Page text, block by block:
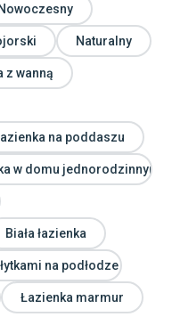
Nowoczesny
Naturalny
z wanną
na poddaszu
w domu jednorodzinnym
Biała łazienka
na podłodze
Łazienka marmur